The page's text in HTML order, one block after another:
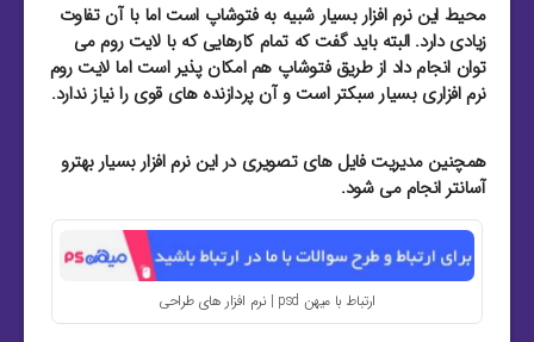
محیط این نرم افزار بسیار شبیه به فتوشاپ است اما با آن تفاوت
زیادی دارد. البته باید گفت که تمام کارهایی که با لایت روم می
توان انجام داد از طریق فتوشاپ هم امکان پذیر است اما لایت روم
نرم افزاری بسیار سبکتر است و آن پردازنده های قوی را نیاز ندارد.
همچنین مدیریت فایل های تصویری در این نرم افزار بسیار بهترو
آسانتر انجام می شود.
ارتباط با میهن psd | نرم افزار های طراحی